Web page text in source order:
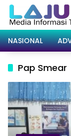
Langsung
konten
NASIONAL
Pap Smear